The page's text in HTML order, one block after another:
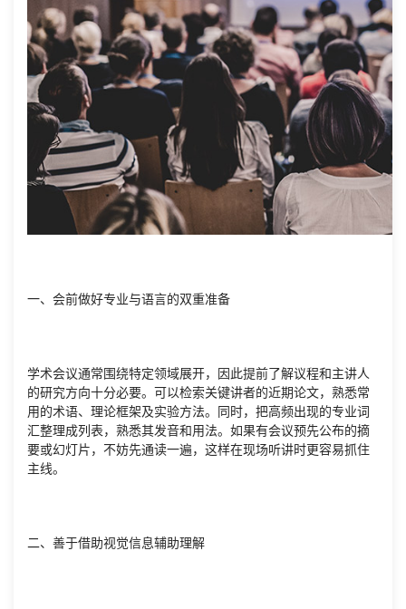
一、会前做好专业与语言的双重准备
学术会议通常围绕特定领域展开，因此提前了解议程和主讲人
的研究方向十分必要。可以检索关键讲者的近期论文，熟悉常
用的术语、理论框架及实验方法。同时，把高频出现的专业词
汇整理成列表，熟悉其发音和用法。如果有会议预先公布的摘
要或幻灯片，不妨先通读一遍，这样在现场听讲时更容易抓住
主线。
二、善于借助视觉信息辅助理解